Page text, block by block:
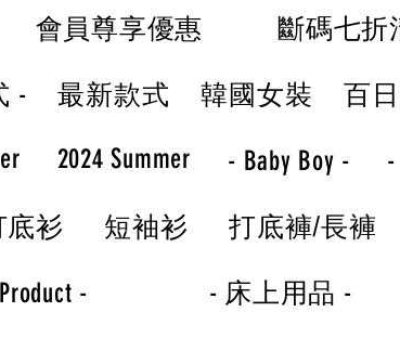
會員尊享優惠 斷碼七折
- 最新款式 韓國女裝 百
2024 Summer - Baby Boy -
衫 短袖衫 打底褲/長褲
- - 床上用品 -